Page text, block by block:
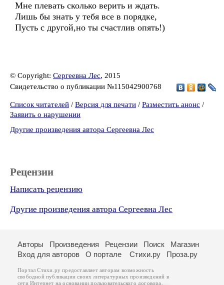
Мне плевать сколько верить и ждать.
Лишь бы знать у тебя все в порядке,
Пусть с другой,но ты счастлив опять!)
© Copyright: Сергеевна Лес, 2015
Свидетельство о публикации №115042900768
Список читателей / Версия для печати / Разместить анонс /
Заявить о нарушении
Другие произведения автора Сергеевна Лес
Рецензии
Написать рецензию
Другие произведения автора Сергеевна Лес
Авторы Произведения Рецензии Поиск
Магазин
Вход для авторов
О портале Стихи.ру Проза.ру
Портал Стихи.ру предоставляет авторам возможность
свободной публикации своих литературных произведений в
сети Интернет на основаниипользовательского договора